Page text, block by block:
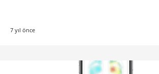
7 yıl önce